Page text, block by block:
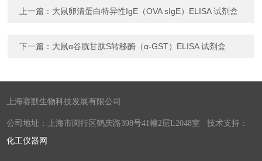
上一篇： 大鼠卵清蛋白特异性IgE（OVA sIgE）ELISA 试剂盒
下一篇： 大鼠α谷胱甘肽S转移酶（α-GST）ELISA 试剂盒
上海赛默生物科技发展有限公司
公司地址：上海市闵行区鹤庆路398号41幢2层L2048室 技术支持：
化工仪器网